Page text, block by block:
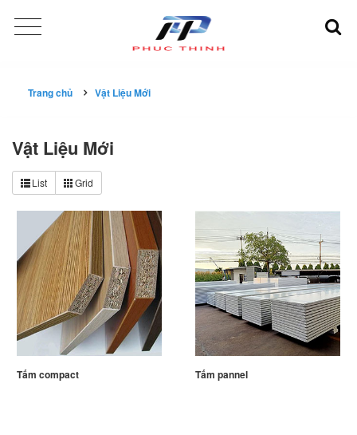
Trang chủ Vật Liệu Mới
Vật Liệu Mới
List Grid
Tấm compact Tấm pannel